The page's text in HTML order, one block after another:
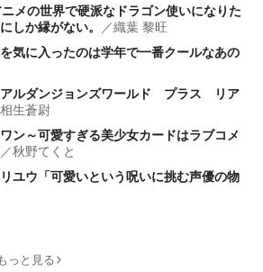
ニメの世界で硬派なドラゴン使いになりた
しか縁がない。 ／織葉 黎旺
気に入ったのは学年で一番クールなあの
ルダンジョンズワールド プラス リア
相生蒼尉
ン～可愛すぎる美少女カードはラブコメ
／秋野てくと
ユウ「可愛いという呪いに挑む声優の物
っと見る